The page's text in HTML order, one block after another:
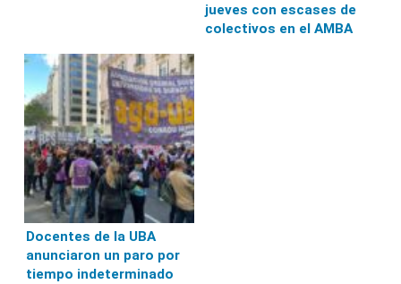
jueves con escases de
colectivos en el AMBA
Docentes de la UBA
anunciaron un paro por
tiempo indeterminado